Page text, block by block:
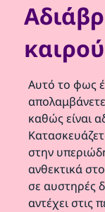
καιρού
Αυτό το φως
καθώς είναι
στην
ανθεκτικά
σε αυστηρές
αντέχει στις